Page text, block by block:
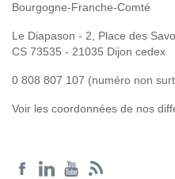
Bourgogne-Franche-Comté
Le Diapason - 2, Place des
CS 73535 - 21035 Dijon cedex
0 808 807 107 (numéro non
Voir les coordonnées de nos